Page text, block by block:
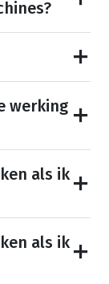
werking
als ik
als ik